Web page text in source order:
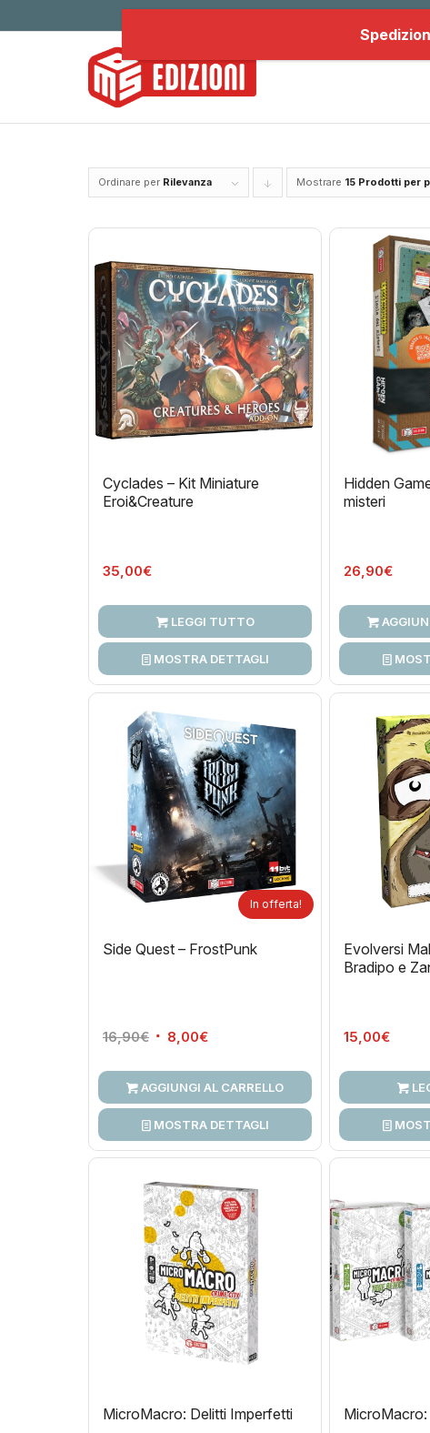
Ordinare per Rilevanza Clicca
prodotti
in
forma
discendente
Mostrare 15 Prodotti per
Cyclades – Kit Miniature
Eroi&Creature
35,00€
LEGGI TUTTO
MOSTRA DETTAGLI
Hidden
misteri
26,90€
Side Quest – FrostPunk
16,90€ Il
16,90€.
8,00€Il
8,00€.
In offerta!
AGGIUNGI AL CARRELLO
MOSTRA DETTAGLI
Evolversi
Bradipo e
15,00€
MicroMacro: Delitti Imperfetti MicroMacro: